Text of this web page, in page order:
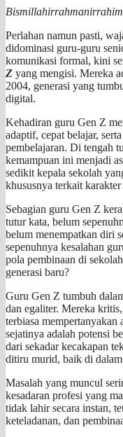
Bismillahirrahmanirrahim
Perlahan namun pasti,
didominasi guru-guru
komunikasi formal, kini
Z yang mengisi. Mereka
2004, generasi yang
digital.
Kehadiran guru Gen Z
adaptif, cepat belajar,
pembelajaran. Di tengah
kemampuan ini menjadi
sedikit kepala sekolah
khususnya terkait
Sebagian guru Gen Z
tutur kata, belum
belum menempatkan diri
sepenuhnya kesalahan
pola pembinaan di
generasi baru?
Guru Gen Z tumbuh
dan egaliter. Mereka
terbiasa
sejatinya adalah potensi
dari sekadar kecakapan
ditiru murid, baik di
Masalah yang muncul
kesadaran profesi yang
tidak lahir secara instan,
keteladanan, dan